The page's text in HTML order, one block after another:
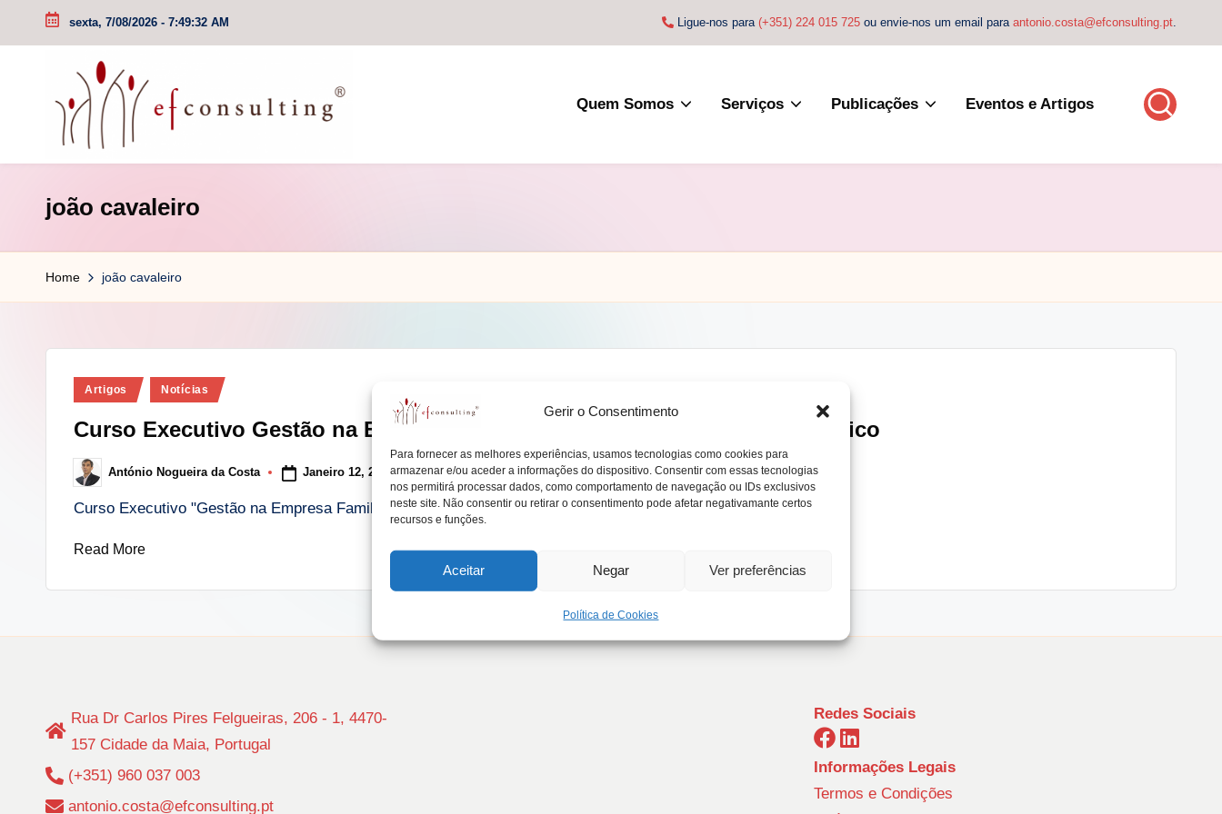
Gerir o Consentimento
Para fornecer as melhores experiências, usamos tecnologias como cookies para
armazenar e/ou aceder a informações do dispositivo. Consentir com essas tecnologias
nos permitirá processar dados, como comportamento de navegação ou IDs exclusivos
neste site. Não consentir ou retirar o consentimento pode afetar negativamante certos
recursos e funções.
Aceitar Negar Ver preferências
Política de Cookies
Skip
sexta, 7/08/2026 - 7:49:32 AM Ligue-nos para (+351) 224 015 725 ou envie-nos um email para antonio.costa@efconsulting.pt.
f
c
o
.
p
Quem Somos Serviços Publicações Eventos e Artigos
joão cavaleiro
Home joão cavaleiro
Posted
Artigos Notícias
Curso Executivo Gestão na Empresa Familiar. A Prática com Suporte Jurídico
Posted
by
António Nogueira da Costa Janeiro 12, 2022
Curso Executivo "Gestão na Empresa Familiar. A Prática com Suporte Jurídico", na Católica Business School.…
Read More
Rua Dr Carlos Pires Felgueiras, 206 - 1, 4470-
157 Cidade da Maia, Portugal
(+351) 960 037 003
antonio.costa@efconsulting.pt
Redes Sociais
Informações Legais
Termos e Condições